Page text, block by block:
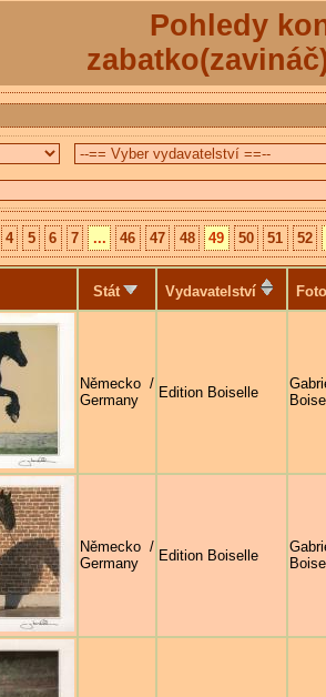
Pohledy
4 5 6 7 ... 46 47 48 49 50 51 52
Stát Vydavatelství
Německo /
Germany
Edition Boiselle
Německo /
Germany
Edition Boiselle